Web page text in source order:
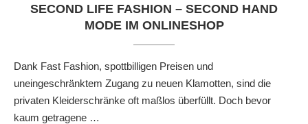
SECOND LIFE FASHION – SECOND HAND
MODE IM ONLINESHOP
Dank Fast Fashion, spottbilligen Preisen und
uneingeschränktem Zugang zu neuen Klamotten, sind die
privaten Kleiderschränke oft maßlos überfüllt. Doch bevor
kaum getragene …